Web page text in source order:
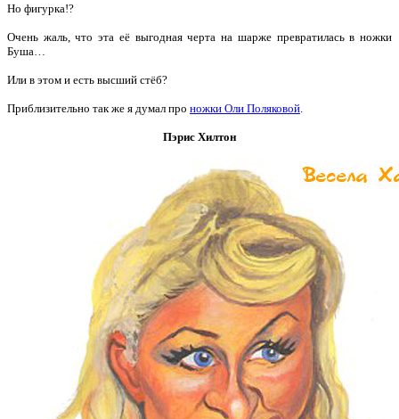
Но фигурка!?
Очень жаль, что эта её выгодная черта на шарже превратилась в ножки
Буша…
Или в этом и есть высший стёб?
Приблизительно так же я думал про ножки Оли Поляковой
Пэрис Хилтон